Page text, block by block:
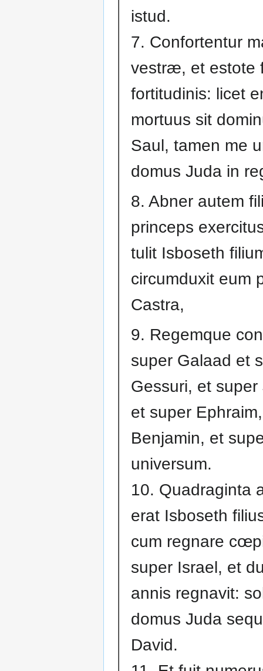
istud.
7. Confortentur
vestræ, et estote
fortitudinis: licet
mortuus sit
Saul, tamen me
domus Juda in
8. Abner autem
princeps
tulit Isboseth
circumduxit eum
Castra,
9. Regemque
super Galaad et
Gessuri, et super
et super
Benjamin, et
universum.
10. Quadraginta
erat Isboseth
cum regnare
super Israel, et
annis regnavit:
domus Juda
David.